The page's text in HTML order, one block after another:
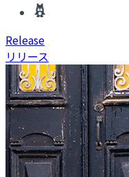
Release
リリース